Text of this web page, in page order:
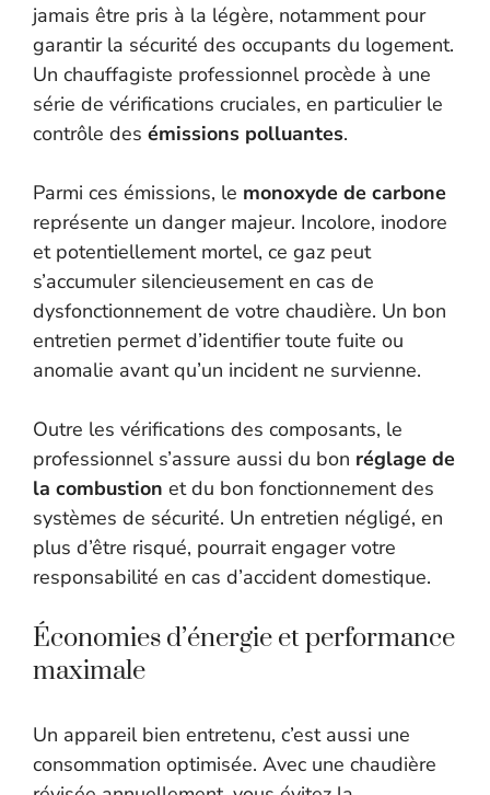
jamais être pris à la légère, notamment pour
garantir la sécurité des occupants du logement.
Un chauffagiste professionnel procède à une
série de vérifications cruciales, en particulier le
contrôle des émissions polluantes.
Parmi ces émissions, le monoxyde de carbone
représente un danger majeur. Incolore, inodore
et potentiellement mortel, ce gaz peut
s’accumuler silencieusement en cas de
dysfonctionnement de votre chaudière. Un bon
entretien permet d’identifier toute fuite ou
anomalie avant qu’un incident ne survienne.
Outre les vérifications des composants, le
professionnel s’assure aussi du bon réglage de
la combustion et du bon fonctionnement des
systèmes de sécurité. Un entretien négligé, en
plus d’être risqué, pourrait engager votre
responsabilité en cas d’accident domestique.
Économies d’énergie et performance
maximale
Un appareil bien entretenu, c’est aussi une
consommation optimisée. Avec une chaudière